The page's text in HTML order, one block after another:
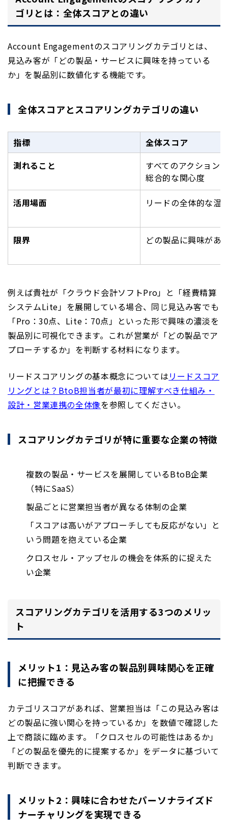
ゴリとは：全体スコアとの違い
Account Engagementのスコアリングカテゴリとは、
見込み客が「どの製品・サービスに興味を持っている
か」を製品別に数値化する機能です。
全体スコアとスコアリングカテゴリの違い
指標
全体スコア
測れること
すべてのアクション
総合的な関心度
活用場面 リードの全体的な温
限界 どの製品に興味があ
例えば貴社が「クラウド会計ソフトPro」と「経費精算
システムLite」を展開している場合、同じ見込み客でも
「Pro：30点、Lite：70点」といった形で興味の濃淡を
製品別に可視化できます。これが営業が「どの製品でア
プローチするか」を判断する材料になります。
リードスコアリングの基本概念についてはリードスコア
リングとは？BtoB担当者が最初に理解すべき仕組み・
設計・営業連携の全体像を参照してください。
スコアリングカテゴリが特に重要な企業の特徴
複数の製品・サービスを展開しているBtoB企業
（特にSaaS）
製品ごとに営業担当者が異なる体制の企業
「スコアは高いがアプローチしても反応がない」と
いう問題を抱えている企業
クロスセル・アップセルの機会を体系的に捉えた
い企業
スコアリングカテゴリを活用する3つのメリッ
ト
メリット1：見込み客の製品別興味関心を正確
に把握できる
カテゴリスコアがあれば、営業担当は「この見込み客は
どの製品に強い関心を持っているか」を数値で確認した
上で商談に臨めます。「クロスセルの可能性はあるか」
「どの製品を優先的に提案するか」をデータに基づいて
判断できます。
メリット2：興味に合わせたパーソナライズド
ナーチャリングを実現できる